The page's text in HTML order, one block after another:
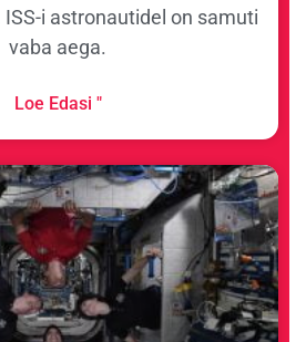
i astronautidel on samuti
vaba aega.
Loe Edasi "